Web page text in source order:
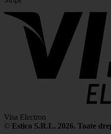
Visa Electron
© Estico S.R.L. 2026. Toate